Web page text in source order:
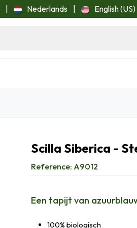
| Nederlands | English (US)
Scilla Siberica -
Reference: A9012
Een tapijt van
100% biologisch